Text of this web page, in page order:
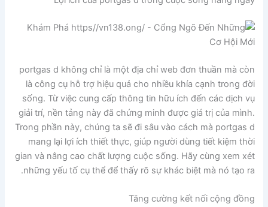
portgas d không chỉ là một địa chỉ web đơn thuần mà còn
là công cụ hỗ trợ hiệu quả cho nhiều khía cạnh trong đời
sống. Từ việc cung cấp thông tin hữu ích đến các dịch vụ
giải trí, nền tảng này đã chứng minh được giá trị của mình.
Trong phần này, chúng ta sẽ đi sâu vào cách mà portgas d
mang lại lợi ích thiết thực, giúp người dùng tiết kiệm thời
gian và nâng cao chất lượng cuộc sống. Hãy cùng xem xét
những yếu tố cụ thể để thấy rõ sự khác biệt mà nó tạo ra.
Tăng cường kết nối cộng đồng